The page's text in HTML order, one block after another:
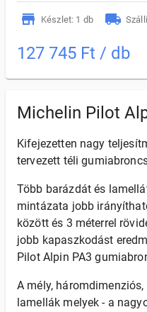
Készlet: 1 db
127 745 Ft / db
Michelin Pilot
Kifejezetten nagy
tervezett téli
Több barázdát és
mintázata jobb
között és 3 méterrel
jobb kapaszkodást
Pilot Alpin PA3
A mély,
lamellák melyek - a